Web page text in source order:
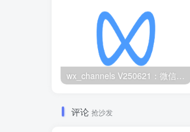
wx_channels V250621：微信视频号下载工具|支持Win/macOS
评论 抢沙发